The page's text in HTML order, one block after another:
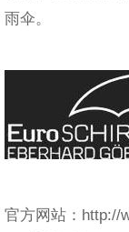
雨伞。
官方网站：http://